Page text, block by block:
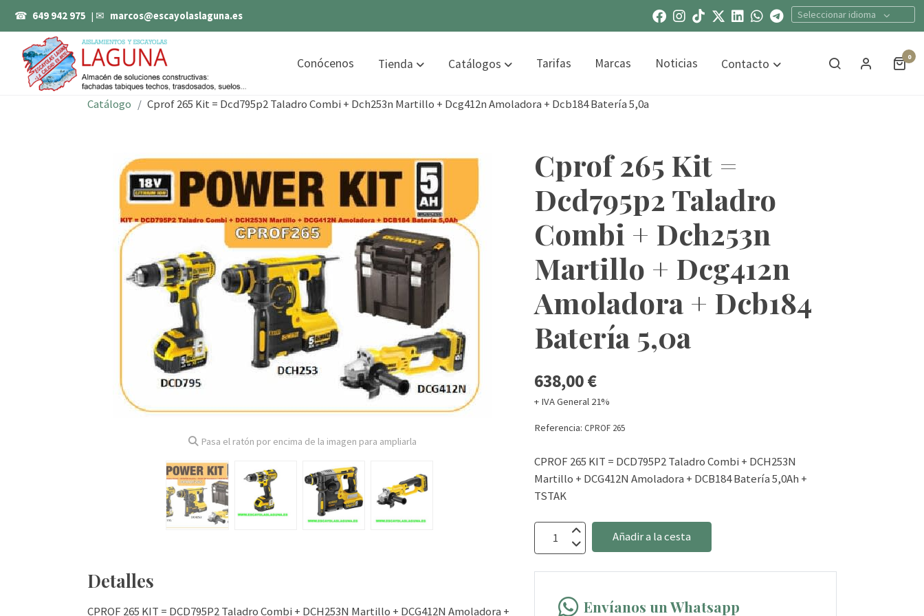
☎ 649 942 975 | ✉ marcos@escayolaslaguna.es Seleccionar idioma
Conócenos Tienda Catálogos Tarifas Marcas Noticias Contacto 0
Catálogo Cprof 265 Kit = Dcd795p2 Taladro Combi + Dch253n Martillo + Dcg412n Amoladora + Dcb184 Batería 5,0a
Pasa el ratón por encima de la imagen para ampliarla
Detalles
CPROF 265 KIT = DCD795P2 Taladro Combi + DCH253N Martillo + DCG412N Amoladora +
Cprof 265 Kit =
Dcd795p2 Taladro
Combi + Dch253n
Martillo + Dcg412n
Amoladora + Dcb184
Batería 5,0a
638,00 €
+ IVA General 21%
Referencia: CPROF 265
CPROF 265 KIT = DCD795P2 Taladro Combi + DCH253N
Martillo + DCG412N Amoladora + DCB184 Batería 5,0Ah +
TSTAK
Añadir a la cesta
Envíanos un Whatsapp